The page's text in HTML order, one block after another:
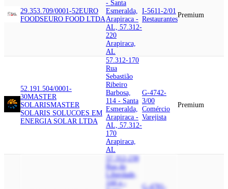
29.353.709/0001-52EURO
FOODSEURO FOOD LTDA
- Santa
Esmeralda,
Arapiraca -
AL, 57.312-
220
Arapiraca,
AL
I-5611-2/01
Restaurantes
Premium
52.191.504/0001-
30MASTER
SOLARISMASTER
SOLARIS SOLUCOES EM
ENERGIA SOLAR LTDA
57.312-170
Rua
Sebastião
Ribeiro
Barbosa,
114 - Santa
Esmeralda,
Arapiraca -
AL, 57.312-
170
Arapiraca,
AL
G-4742-
3/00
Comércio
Varejista
Premium
57.312-230
Rua da
Liberdade,
144 a -
G-4781-